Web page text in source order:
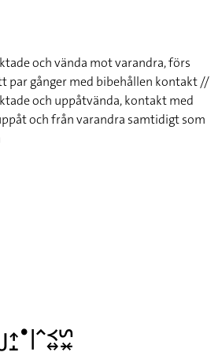
och vända mot varandra, förs
par gånger med bibehållen kontakt //
och uppåtvända, kontakt med
och från varandra samtidigt som